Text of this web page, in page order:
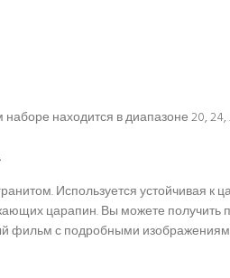
находится в диапазоне 20,
Используется устойчивая к
царапин. Вы можете получить
фильм с подробными